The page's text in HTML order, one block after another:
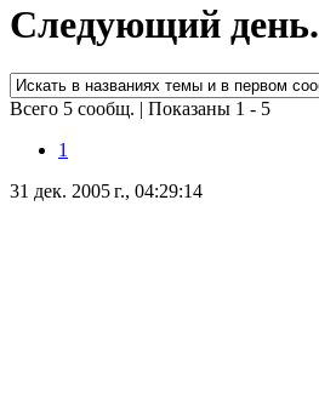
Следующий день.
Всего 5 сообщ. | Показаны 1 - 5
1
31 дек. 2005 г., 04:29:14